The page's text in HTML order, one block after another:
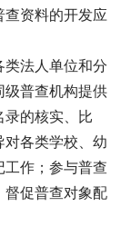
资料的开发应
法人单位和分
普查机构提供
的核实、比
各类学校、幼
作；参与普查
促普查对象配